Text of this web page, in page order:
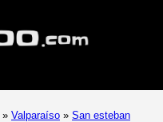
» Valparaíso » San esteban